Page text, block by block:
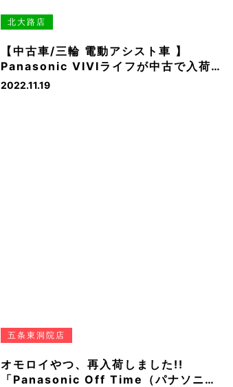
北大路店
【中古車/三輪 電動アシスト車 】
Panasonic VIVIライフが中古で入荷…
2022.11.19
五条東洞院店
オモロイやつ、再入荷しました!!
「Panasonic Off Time（パナソニ…